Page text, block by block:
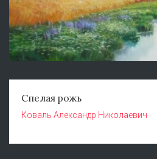
Спелая рожь
Коваль Александр Николаевич